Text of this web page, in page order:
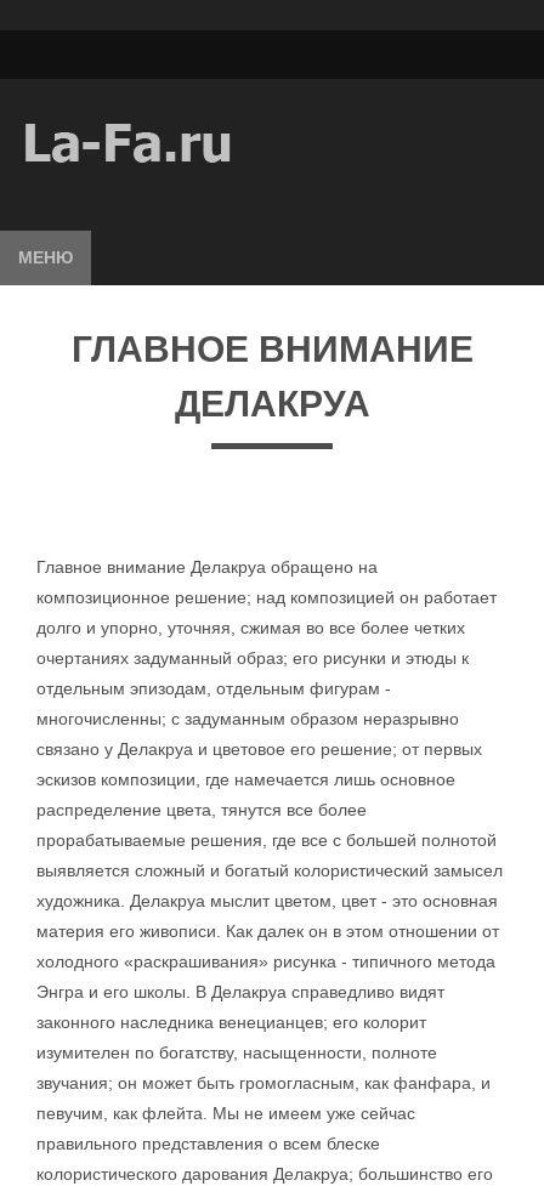
МЕНЮ
ГЛАВНОЕ ВНИМАНИЕ
ДЕЛАКРУА
Главное внимание Делакруа обращено на
композиционное решение; над композицией он работает
долго и упорно, уточняя, сжимая во все более четких
очертаниях задуманный образ; его рисунки и этюды к
отдельным эпизодам, отдельным фигурам -
многочисленны; с задуманным образом неразрывно
связано у Делакруа и цветовое его решение; от первых
эскизов композиции, где намечается лишь основное
распределение цвета, тянутся все более
прорабатываемые решения, где все с большей полнотой
выявляется сложный и богатый колористический замысел
художника. Делакруа мыслит цветом, цвет - это основная
материя его живописи. Как далек он в этом отношении от
холодного «раскрашивания» рисунка - типичного метода
Энгра и его школы. В Делакруа справедливо видят
законного наследника венецианцев; его колорит
изумителен по богатству, насыщенности, полноте
звучания; он может быть громогласным, как фанфара, и
певучим, как флейта. Мы не имеем уже сейчас
правильного представления о всем блеске
колористического дарования Делакруа; большинство его